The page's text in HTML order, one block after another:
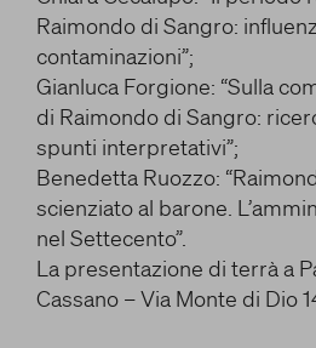
stata selezionata alcuna
pulsante equivarrà a rifiutare
ulteriori informazioni, è
nostraUlteriori informazioni
Cookie strettamente necessari
Cookies di marketing
Raimondo di Sangro:
contaminazioni”;
Gianluca Forgione: “Sulla
di Raimondo di Sangro:
spunti interpretativi”;
Benedetta Ruozzo:
scienziato al barone.
nel Settecento”.
La presentazione di terrà a
Cassano – Via Monte di Dio